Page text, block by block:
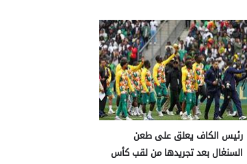
رئيس الكاف يعلق على طعن
السنغال بعد تجريدها من لقب كأس